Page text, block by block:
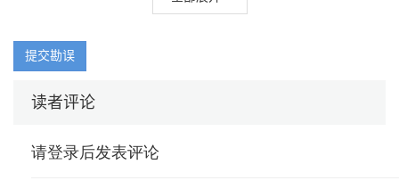
第11章 常用存储引擎优化
提交勘误
读者评论